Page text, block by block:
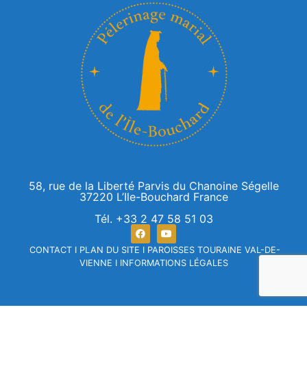
58, rue de la Liberté Parvis du Chanoine Ségelle
37220 L’Ile-Bouchard France
Tél. +33 2 47 58 51 03
CONTACT I PLAN DU SITE I PAROISSES TOURAINE VAL-DE-
VIENNE I INFORMATIONS LÉGALES